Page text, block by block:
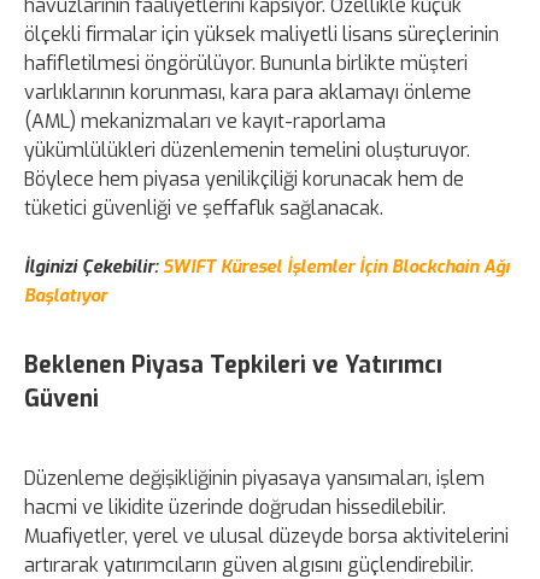
ölçekli firmalar için yüksek maliyetli lisans süreçlerinin
hafifletilmesi öngörülüyor. Bununla birlikte müşteri
varlıklarının korunması, kara para aklamayı önleme
(AML) mekanizmaları ve kayıt-raporlama
yükümlülükleri düzenlemenin temelini oluşturuyor.
Böylece hem piyasa yenilikçiliği korunacak hem de
tüketici güvenliği ve şeffaflık sağlanacak.
İlginizi Çekebilir: SWIFT Küresel İşlemler İçin Blockchain Ağı
Başlatıyor
Beklenen Piyasa Tepkileri ve Yatırımcı
Güveni
Düzenleme değişikliğinin piyasaya yansımaları, işlem
hacmi ve likidite üzerinde doğrudan hissedilebilir.
Muafiyetler, yerel ve ulusal düzeyde borsa aktivitelerini
artırarak yatırımcıların güven algısını güçlendirebilir.